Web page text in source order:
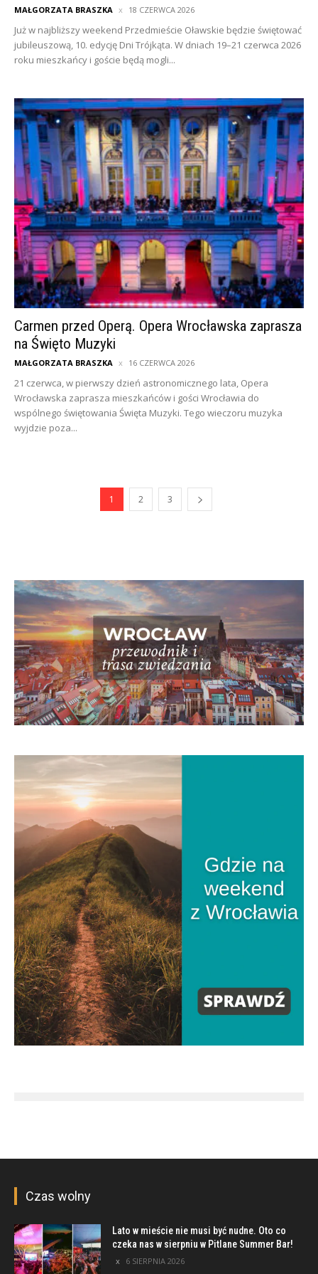
MAŁGORZATA BRASZKA 18 CZERWCA 2026
Już w najbliższy weekend Przedmieście Oławskie będzie świętować
jubileuszową, 10. edycję Dni Trójkąta. W dniach 19–21 czerwca 2026
roku mieszkańcy i goście będą mogli...
Carmen przed Operą. Opera Wrocławska zaprasza
na Święto Muzyki
MAŁGORZATA BRASZKA 16 CZERWCA 2026
21 czerwca, w pierwszy dzień astronomicznego lata, Opera
Wrocławska zaprasza mieszkańców i gości Wrocławia do
wspólnego świętowania Święta Muzyki. Tego wieczoru muzyka
wyjdzie poza...
1 2 3
Czas wolny
Lato w mieście nie musi być nudne. Oto co
czeka nas w sierpniu w Pitlane Summer Bar!
6 SIERPNIA 2026